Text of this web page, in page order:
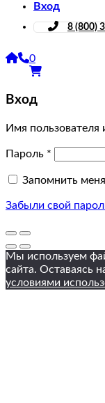
Вход
8 (800)
0
Вход
Имя пользователя
Пароль *
Запомнить меня
Забыли свой
Мы используем
сайта. Оставаясь
условиями